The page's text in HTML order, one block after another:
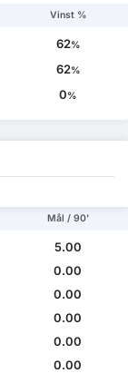
Vinst %
62%
62%
0%
Mål / 90'
5.00
0.00
0.00
0.00
0.00
0.00